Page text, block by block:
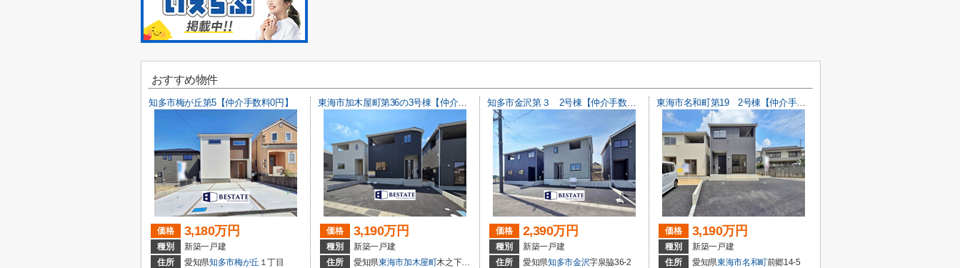
おすすめ物件
知多市梅が丘第5【仲介手数料0円】
価格 3,180万円
種別
新築一戸建
住所
愛知県知多市梅が丘 １丁目
東海市加木屋町第36の3号棟【仲介手数料0円】
価格 3,190万円
種別
新築一戸建
住所
愛知県東海市加木屋町木之下152
知多市金沢第３ 2号棟【仲介手数料0円】
価格 2,390万円
種別
新築一戸建
住所
愛知県知多市金沢字泉脇36-2
東海市名和町第19 2号棟【仲介手数料0円】
価格 3,190万円
種別
新築一戸建
住所
愛知県東海市名和町前郷14-5